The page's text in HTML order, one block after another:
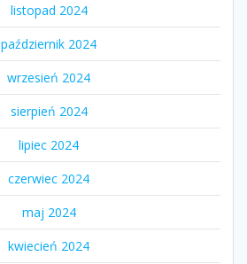
listopad 2024
październik 2024
wrzesień 2024
sierpień 2024
lipiec 2024
czerwiec 2024
maj 2024
kwiecień 2024